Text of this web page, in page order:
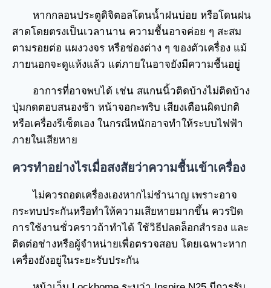
หากกลอนประตูดิจิตอลโดนน้ำฝนบ่อย หรือโดนฝน
สาดโดยตรงเป็นเวลานาน ความชื้นอาจค่อย ๆ สะสม
ตามรอยต่อ แผงวงจร หรือช่องต่าง ๆ ของตัวเครื่อง แม้
ภายนอกจะดูแห้งแล้ว แต่ภายในอาจยังมีความชื้นอยู่
อาการที่อาจพบได้ เช่น สแกนนิ้วติดบ้างไม่ติดบ้าง
ปุ่มกดตอบสนองช้า หน้าจอกะพริบ เสียงเตือนผิดปกติ
หรือเครื่องรีเซ็ตเอง ในกรณีหนักอาจทำให้ระบบไฟฟ้า
ภายในเสียหาย
ควรทำอย่างไรเมื่อสงสัยว่าความชื้นเข้าเครื่อง
ไม่ควรถอดเครื่องเองหากไม่ชำนาญ เพราะอาจ
กระทบประกันหรือทำให้ความเสียหายมากขึ้น ควรปิด
การใช้งานชั่วคราวถ้าทำได้ ใช้วิธีปลดล็อกสำรอง และ
ติดต่อช่างหรือผู้จำหน่ายเพื่อตรวจสอบ โดยเฉพาะหาก
เครื่องยังอยู่ในระยะรับประกัน